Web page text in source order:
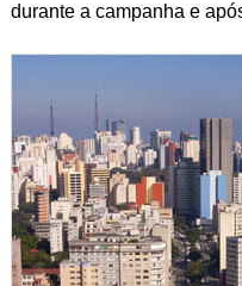
durante a campanha e